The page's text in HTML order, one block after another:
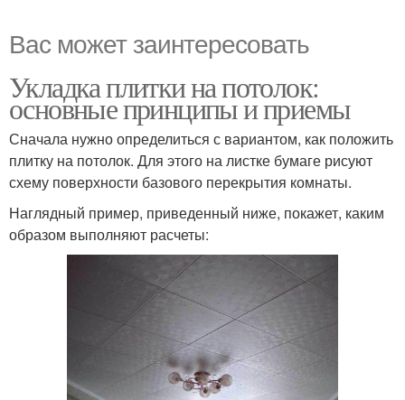
Вас может заинтересовать
Укладка плитки на потолок:
основные принципы и приемы
Сначала нужно определиться с вариантом, как положить
плитку на потолок. Для этого на листке бумаге рисуют
схему поверхности базового перекрытия комнаты.
Наглядный пример, приведенный ниже, покажет, каким
образом выполняют расчеты: